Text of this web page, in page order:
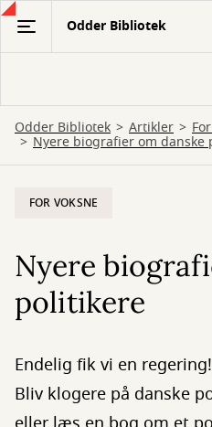
Gå
hovedindhold
Odder Bibliotek
Odder Bibliotek Artikler
Nyere biografier om danske
FOR VOKSNE
Nyere
politikere
Endelig fik vi en regering!
Bliv klogere på danske